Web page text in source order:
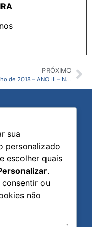
PRÓXIMO
5 de Julho de 2018 – ANO III – N25 – CMJG
Transparência
Legislativa
Legislativo
sua
personalizado
escolher quais
.
consentir ou
não